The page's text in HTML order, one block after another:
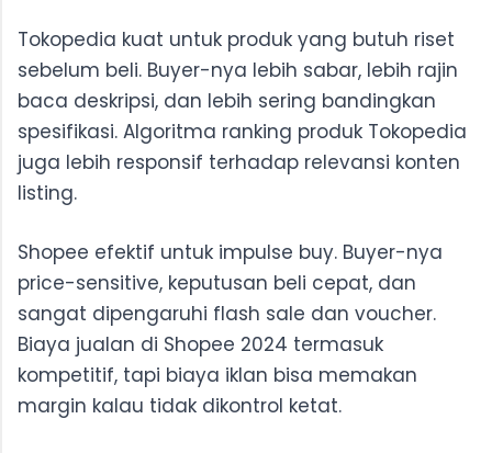
Tokopedia kuat untuk produk yang butuh riset
sebelum beli. Buyer-nya lebih sabar, lebih rajin
baca deskripsi, dan lebih sering bandingkan
spesifikasi. Algoritma ranking produk Tokopedia
juga lebih responsif terhadap relevansi konten
listing.
Shopee efektif untuk impulse buy. Buyer-nya
price-sensitive, keputusan beli cepat, dan
sangat dipengaruhi flash sale dan voucher.
Biaya jualan di Shopee 2024 termasuk
kompetitif, tapi biaya iklan bisa memakan
margin kalau tidak dikontrol ketat.